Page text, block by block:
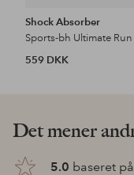
Shock Absorber
Sports-bh Ultimate Run
559 DKK
Det mener
5.0 baseret på